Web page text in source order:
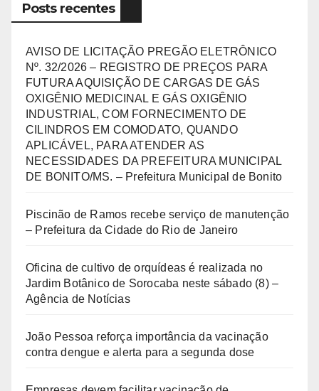
Posts recentes
AVISO DE LICITAÇÃO PREGÃO ELETRÔNICO
Nº. 32/2026 – REGISTRO DE PREÇOS PARA
FUTURA AQUISIÇÃO DE CARGAS DE GÁS
OXIGÊNIO MEDICINAL E GÁS OXIGÊNIO
INDUSTRIAL, COM FORNECIMENTO DE
CILINDROS EM COMODATO, QUANDO
APLICÁVEL, PARA ATENDER AS
NECESSIDADES DA PREFEITURA MUNICIPAL
DE BONITO/MS. – Prefeitura Municipal de Bonito
Piscinão de Ramos recebe serviço de manutenção
– Prefeitura da Cidade do Rio de Janeiro
Oficina de cultivo de orquídeas é realizada no
Jardim Botânico de Sorocaba neste sábado (8) –
Agência de Notícias
João Pessoa reforça importância da vacinação
contra dengue e alerta para a segunda dose